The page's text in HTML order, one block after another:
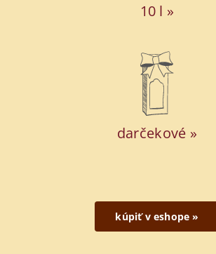
10 l »
darčekové »
kúpiť v eshope »